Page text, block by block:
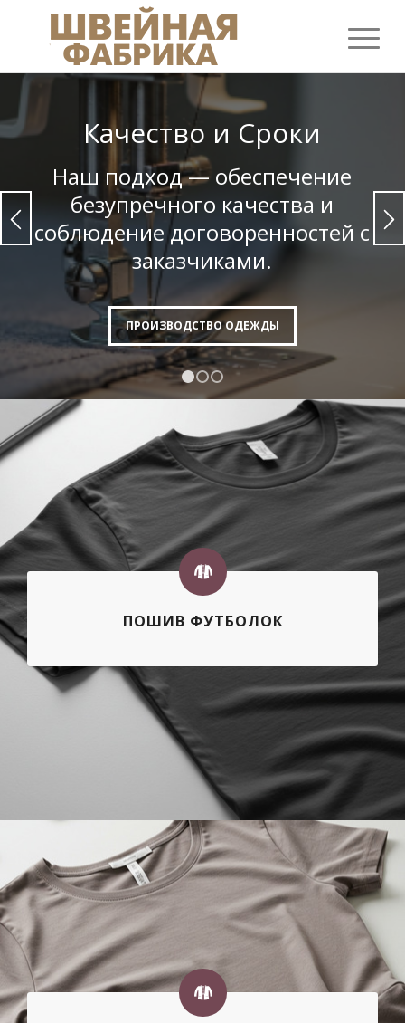
Качество и Сроки
Наш подход — обеспечение
безупреч­ного качества и
соблюдение договорен­ностей с
заказчиками.
ПРОИЗВОДСТВО ОДЕЖДЫ
ПОШИВ ФУТБОЛОК